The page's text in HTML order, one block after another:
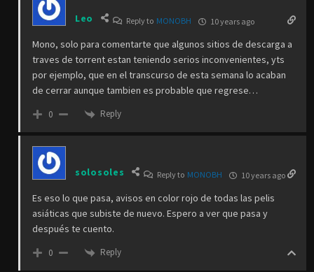
Leo Reply to MONOBH 10 years ago
Mono, solo para comentarte que algunos sitios de descarga a
traves de torrent estan teniendo serios inconvenientes, yts
por ejemplo, que en el transcurso de esta semana lo acaban
de cerrar aunque tambien es probable que regrese…
0 Reply
solosoles Reply to MONOBH 10 years ago
Es eso lo que pasa, avisos en color rojo de todas las pelis
asiáticas que subiste de nuevo. Espero a ver que pasa y
después te cuento.
0 Reply